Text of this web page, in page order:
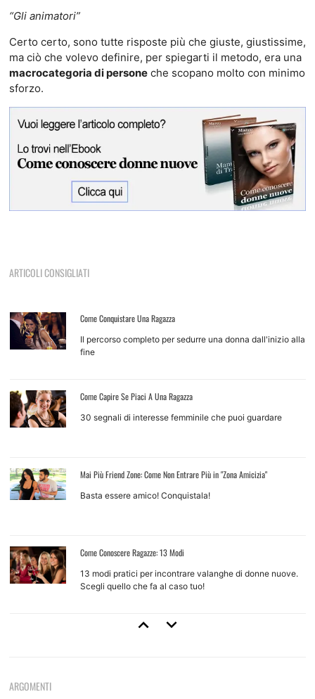
“Gli animatori”
Certo certo, sono tutte risposte più che giuste, giustissime,
ma ciò che volevo definire, per spiegarti il metodo, era una
macrocategoria di personeche scopano molto con minimo
sforzo.
ARTICOLI CONSIGLIATI
Come Conquistare Una Ragazza
Il percorso completo per sedurre una donna dall'inizio alla
fine
Come Capire Se Piaci A Una Ragazza
30 segnali di interesse femminile che puoi guardare
Mai Più Friend Zone: Come Non Entrare Più in "Zona Amicizia"
Basta essere amico! Conquistala!
Come Conoscere Ragazze: 13 Modi
13 modi pratici per incontrare valanghe di donne nuove.
Scegli quello che fa al caso tuo!
Come Approcciare Una Ragazza
ARGOMENTI